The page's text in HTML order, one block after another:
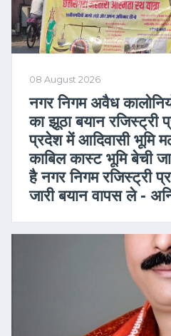
08 August 2026
नगर निगम अवैध
का झूठा बयान रजिस्ट्री
प्रदेश में आदिवासी भूमि
काबिल कास्ट भूमि बेची
है नगर निगम रजिस्ट्री
जारी बयान वापस ले -